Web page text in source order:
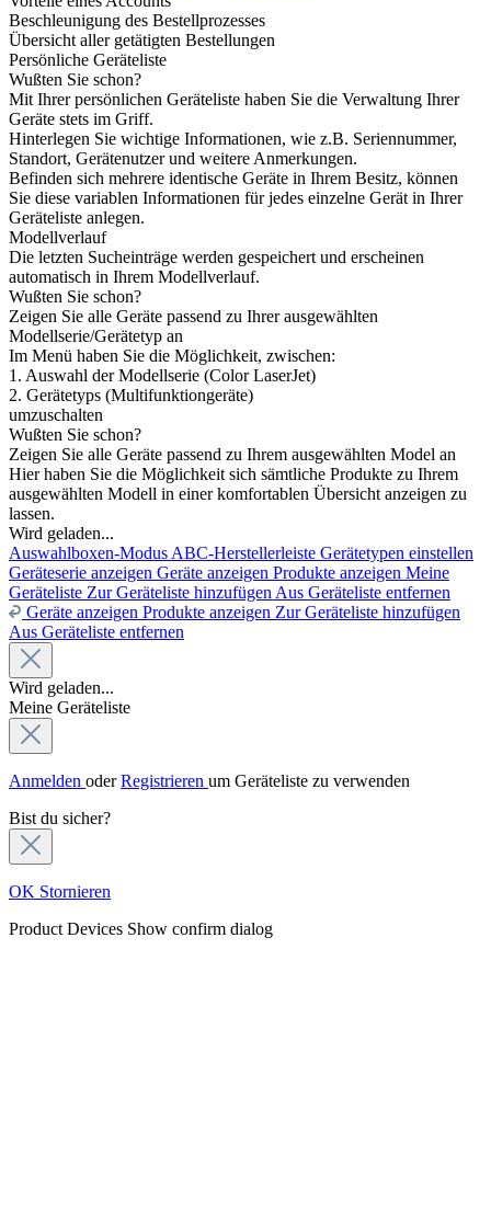
Beschleunigung des Bestellprozesses
Übersicht aller getätigten Bestellungen
Persönliche Geräteliste
Wußten Sie schon?
Mit Ihrer persönlichen Geräteliste haben Sie die Verwaltung Ihrer
Geräte stets im Griff.
Hinterlegen Sie wichtige Informationen, wie z.B. Seriennummer,
Standort, Gerätenutzer und weitere Anmerkungen.
Befinden sich mehrere identische Geräte in Ihrem Besitz, können
Sie diese variablen Informationen für jedes einzelne Gerät in Ihrer
Geräteliste anlegen.
Modellverlauf
Die letzten Sucheinträge werden gespeichert und erscheinen
automatisch in Ihrem Modellverlauf.
Wußten Sie schon?
Zeigen Sie alle Geräte passend zu Ihrer ausgewählten
Modellserie/Gerätetyp an
Im Menü haben Sie die Möglichkeit, zwischen:
1. Auswahl der Modellserie (Color LaserJet)
2. Gerätetyps (Multifunktiongeräte)
umzuschalten
Wußten Sie schon?
Zeigen Sie alle Geräte passend zu Ihrem ausgewählten Model an
Hier haben Sie die Möglichkeit sich sämtliche Produkte zu Ihrem
ausgewählten Modell in einer komfortablen Übersicht anzeigen zu
lassen.
Wird geladen...
Auswahlboxen-Modus ABC-Herstellerleiste Gerätetypen einstellen
Geräteserie anzeigen Geräte anzeigen Produkte anzeigen Meine
Geräteliste Zur Geräteliste hinzufügen Aus Geräteliste entfernen
Geräte anzeigen Produkte anzeigen Zur Geräteliste hinzufügen
Aus Geräteliste entfernen
Wird geladen...
Meine Geräteliste
Anmelden oderRegistrieren um Geräteliste zu verwenden
Bist du sicher?
OK Stornieren
Product Devices Show confirm dialog